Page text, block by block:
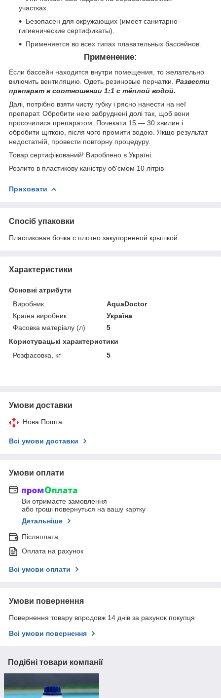
участках.
Безопасен для окружающих (имеет санитарно–
гигиенические сертификаты).
Применяется во всех типах плавательных бассейнов.
Применение:
Если бассейн находится внутри помещения, то желательно
включить вентиляцию. Одеть резиновые перчатки. Развести
препарат в соотношении 1:1 с тёплой водой.
Далі, потрібно взяти чисту губку і рясно нанести на неї
препарат. Обробити нею забруднені долі так, щоб вони
просочилися препаратом. Почекати 15 — 30 хвилин і
обробити щіткою, після чого промити водою. Якщо результат
недостатній, провести повторну процедуру.
Товар сертифікований! Вироблено в Україні.
Розлито в пластикову каністру об'ємом 10 літрів
Приховати
Спосіб упаковки
Пластиковая бочка с плотно закупоренной крышкой.
Характеристики
Основні атрибути
Виробник
AquaDoctor
Країна виробник
Україна
Фасовка матеріалу (л)
5
Користувацькі характеристики
Розфасовка, кг
5
Умови доставки
Нова Пошта
Всі умови доставки
Умови оплати
Ви отримаєте замовлення
або гроші повернуться на вашу картку
Детальніше
Післяплата
Оплата на рахунок
Всі умови оплати
Умови повернення
Повернення товару впродовж 14 днів за рахунок покупця
Всі умови повернення
Подібні товари компанії